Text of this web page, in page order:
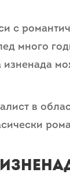
с
много
изненада
в